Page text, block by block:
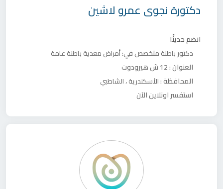
دكتورة نجوى عمرو لاشين
انضم حديثًا
دكتور باطنةمتخصص في:أمراض معديةباطنة عامة
العنوان :12 ش هيرودوت
المحافظة :الأسكندرية،الشاطبي
استفسر اونلاين الآن